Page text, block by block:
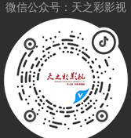
微信公众号：天之彩影视